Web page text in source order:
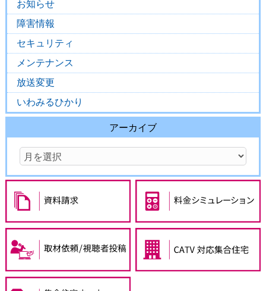
お知らせ
障害情報
セキュリティ
メンテナンス
放送変更
いわみるひかり
アーカイブ